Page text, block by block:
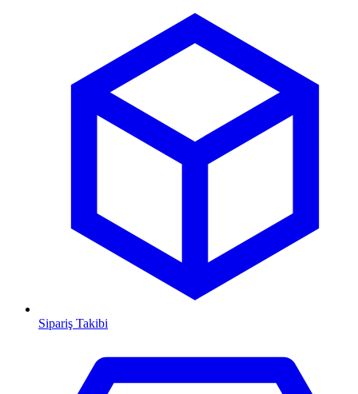
Sipariş Takibi